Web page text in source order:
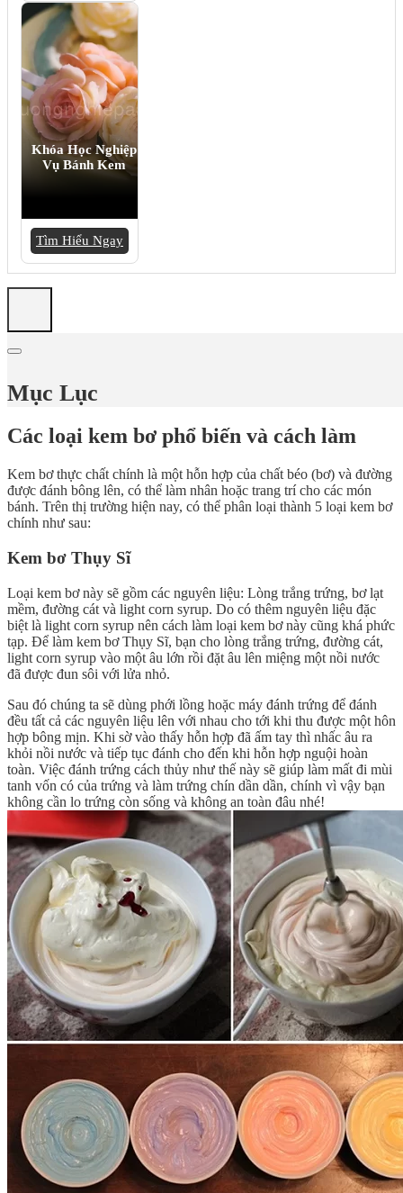
Khóa Học Nghiệp
Vụ Bánh Kem
Tìm Hiểu Ngay
Mục Lục
Các loại kem bơ phổ biến và cách làm
Kem bơ thực chất chính là một hỗn hợp của chất béo (bơ) và đường
được đánh bông lên, có thể làm nhân hoặc trang trí cho các món
bánh. Trên thị trường hiện nay, có thể phân loại thành 5 loại kem bơ
chính như sau:
Kem bơ Thụy Sĩ
Loại kem bơ này sẽ gồm các nguyên liệu: Lòng trắng trứng, bơ lạt
mềm, đường cát và light corn syrup. Do có thêm nguyên liệu đặc
biệt là light corn syrup nên cách làm loại kem bơ này cũng khá phức
tạp. Để làm kem bơ Thụy Sĩ, bạn cho lòng trắng trứng, đường cát,
light corn syrup vào một âu lớn rồi đặt âu lên miệng một nồi nước
đã được đun sôi với lửa nhỏ.
Sau đó chúng ta sẽ dùng phới lồng hoặc máy đánh trứng để đánh
đều tất cả các nguyên liệu lên với nhau cho tới khi thu được một hôn
hợp bông mịn. Khi sờ vào thấy hỗn hợp đã ấm tay thì nhấc âu ra
khỏi nồi nước và tiếp tục đánh cho đến khi hỗn hợp nguội hoàn
toàn. Việc đánh trứng cách thủy như thế này sẽ giúp làm mất đi mùi
tanh vốn có của trứng và làm trứng chín dần dần, chính vì vậy bạn
không cần lo trứng còn sống và không an toàn đâu nhé!